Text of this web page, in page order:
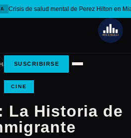
Crisis de salud mental de Perez Hilton en
SUSCRIBIRSE
de un Inmigrante
CINE
La Historia de